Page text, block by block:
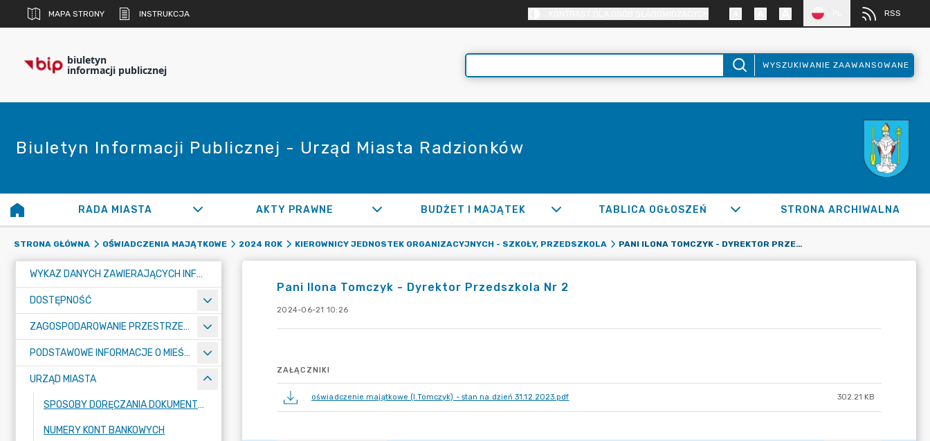
MAPA STRONY INSTRUKCJA RSS
biuletyn
informacji publicznej WYSZUKIWANIE ZAAWANSOWANE
Biuletyn Informacji Publicznej - Urząd Miasta Radzionków
RADA MIASTA AKTY PRAWNE BUDŻET I MAJĄTEK TABLICA OGŁOSZEŃ STRONA ARCHIWALNA
STRONA GŁÓWNA OŚWIADCZENIA MAJĄTKOWE 2024 ROK KIEROWNICY JEDNOSTEK ORGANIZACYJNYCH - SZKOŁY, PRZEDSZKOLA PANI ILONA TOMCZYK - DYREKTOR PRZEDSZKOLA NR 2
WYKAZ DANYCH ZAWIERAJĄCYCH INFORMACJE O ŚRODOWISKU I JEGO OCHRONIE
DOSTĘPNOŚĆ
ZAGOSPODAROWANIE PRZESTRZENNE
PODSTAWOWE INFORMACJE O MIEŚCIE
URZĄD MIASTA
SPOSOBY DORĘCZANIA DOKUMENTÓW DO URZĘDU MIASTA RADZIONKÓW
NUMERY KONT BANKOWYCH
Pani Ilona Tomczyk - Dyrektor Przedszkola Nr 2
2024-06-21 10:26
ZAŁĄCZNIKI
oświadczenie majątkowe (I.Tomczyk) - stan na dzień 31.12.2023.pdf 302.21 KB